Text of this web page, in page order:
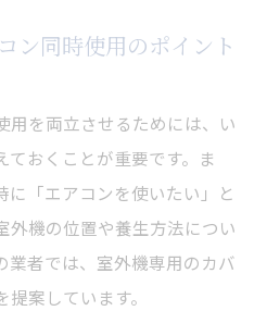
ン同時使用のポイント
用を両立させるためには、い
ておくことが重要です。ま
「エアコンを使いたい」と
外機の位置や養生方法につい
業者では、室外機専用のカバ
案しています。